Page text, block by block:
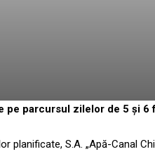
pe parcursul zilelor de 5 și 6
planificate, S.A. „Apă-Canal